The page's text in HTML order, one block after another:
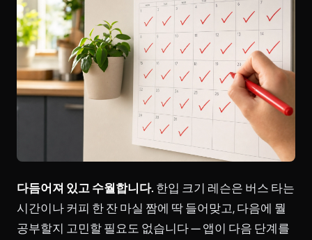
다듬어져 있고 수월합니다. 한입 크기 레슨은 버스 타는
시간이나 커피 한 잔 마실 짬에 딱 들어맞고, 다음에 뭘
공부할지 고민할 필요도 없습니다 — 앱이 다음 단계를